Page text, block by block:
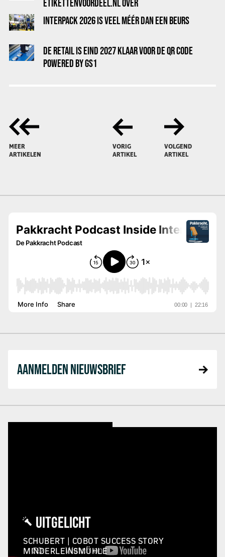
ETIKETTENVOORDEEL.NL OVER
INTERPACK 2026 IS VEEL MÉÉR DAN EEN BEURS
DE RETAIL IS EIND 2027 KLAAR VOOR DE QR CODE
POWERED BY GS1
MEER
ARTIKELEN
VORIG
ARTIKEL
VOLGEND
ARTIKEL
AANMELDEN NIEUWSBRIEF
UITGELICHT
SCHUBERT | COBOT SUCCESS STORY
MINDERLEINSMÜHLE